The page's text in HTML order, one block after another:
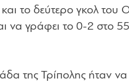
το δεύτερο γκολ του
να γράφει το 0-2 στο
της Τρίπολης ήταν